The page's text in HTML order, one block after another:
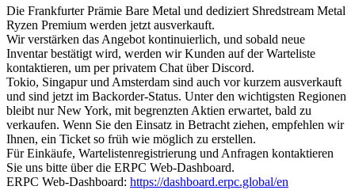
Die Frankfurter Prämie Bare Metal und dediziert Shredstream Metal
Ryzen Premium werden jetzt ausverkauft.
Wir verstärken das Angebot kontinuierlich, und sobald neue
Inventar bestätigt wird, werden wir Kunden auf der Warteliste
kontaktieren, um per privatem Chat über Discord.
Tokio, Singapur und Amsterdam sind auch vor kurzem ausverkauft
und sind jetzt im Backorder-Status. Unter den wichtigsten Regionen
bleibt nur New York, mit begrenzten Aktien erwartet, bald zu
verkaufen. Wenn Sie den Einsatz in Betracht ziehen, empfehlen wir
Ihnen, ein Ticket so früh wie möglich zu erstellen.
Für Einkäufe, Wartelistenregistrierung und Anfragen kontaktieren
Sie uns bitte über die ERPC Web-Dashboard.
ERPC Web-Dashboard: https://dashboard.erpc.global/en